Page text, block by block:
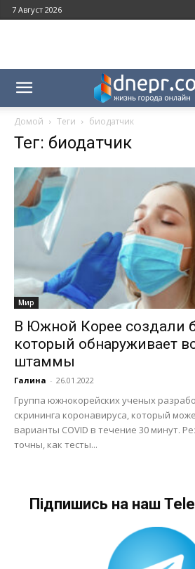
7 Август 2026
Домой Теги биодатчик
Тег: биодатчик
Мир
В Южной Корее создали
который обнаруживает
штаммы
Галина - 26.01.2022
Группа южнокорейских ученых
скрининга коронавируса, который
варианты COVID в течение 30 минут.
точны, как тесты...
Підпишись на наш